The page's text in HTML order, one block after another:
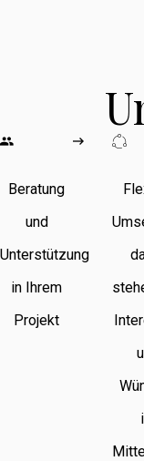
Beratung
und
Unterstützung
in Ihrem
Projekt